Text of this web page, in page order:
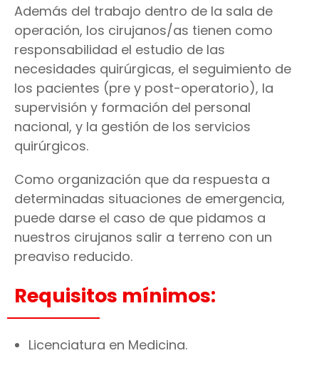
Además del trabajo dentro de la sala de
operación, los cirujanos/as tienen como
responsabilidad el estudio de las
necesidades quirúrgicas, el seguimiento de
los pacientes (pre y post-operatorio), la
supervisión y formación del personal
nacional, y la gestión de los servicios
quirúrgicos.
Como organización que da respuesta a
determinadas situaciones de emergencia,
puede darse el caso de que pidamos a
nuestros cirujanos salir a terreno con un
preaviso reducido.
Requisitos mínimos:
Licenciatura en Medicina.